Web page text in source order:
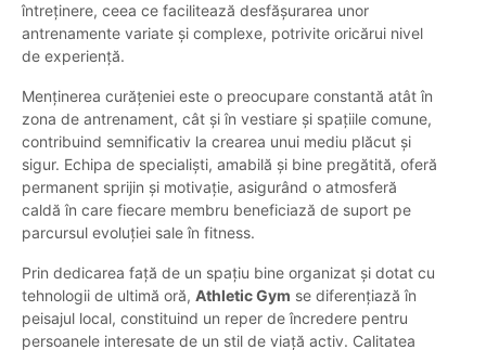
întreținere, ceea ce facilitează desfășurarea unor
antrenamente variate și complexe, potrivite oricărui nivel
de experiență.
Menținerea curățeniei este o preocupare constantă atât în
zona de antrenament, cât și în vestiare și spațiile comune,
contribuind semnificativ la crearea unui mediu plăcut și
sigur. Echipa de specialiști, amabilă și bine pregătită, oferă
permanent sprijin și motivație, asigurând o atmosferă
caldă în care fiecare membru beneficiază de suport pe
parcursul evoluției sale în fitness.
Prin dedicarea față de un spațiu bine organizat și dotat cu
tehnologii de ultimă oră, Athletic Gym se diferențiază în
peisajul local, constituind un reper de încredere pentru
persoanele interesate de un stil de viață activ. Calitatea